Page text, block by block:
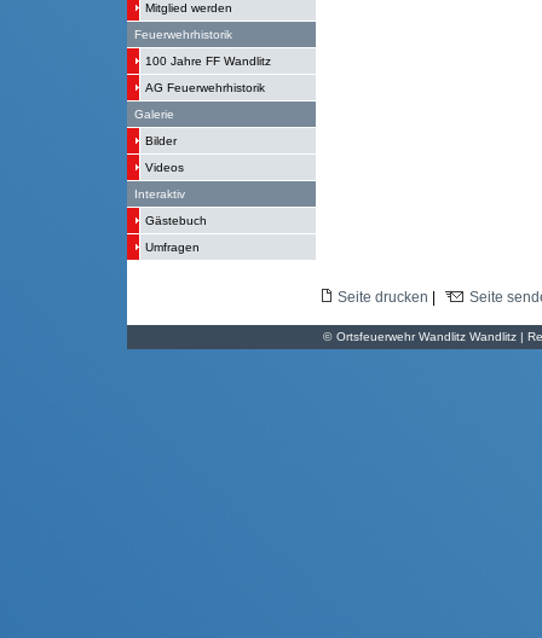
Mitglied werden
Feuerwehrhistorik
100 Jahre FF Wandlitz
AG Feuerwehrhistorik
Galerie
Bilder
Videos
Interaktiv
Gästebuch
Umfragen
Seite drucken Seite
© Ortsfeuerwehr Wandlitz Wandlitz |